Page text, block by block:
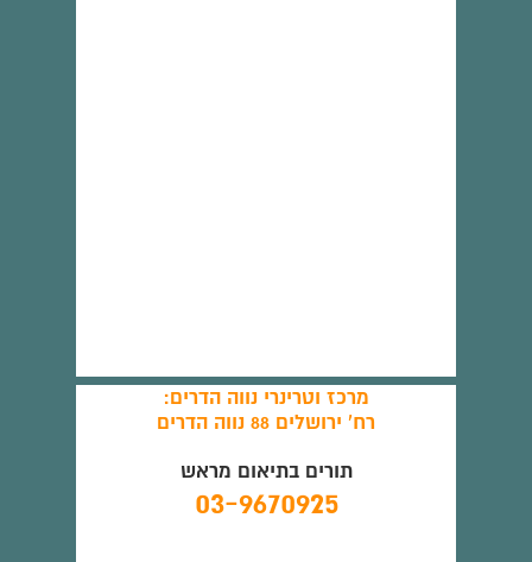
מרכז וטרינרי נווה הדרים:
רח' ירושלים 88 נווה הדרים
תורים בתיאום מראש
03-9670925